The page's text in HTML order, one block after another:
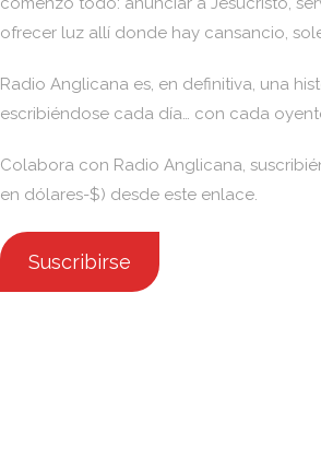
ofrecer luz allí donde hay cansancio,
Radio Anglicana es, en definitiva, una
escribiéndose cada día… con cada
Colabora con Radio Anglicana,
en dólares-$) desde este enlace.
Suscribirse